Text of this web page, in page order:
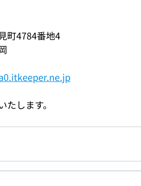
町4784番地4
します。